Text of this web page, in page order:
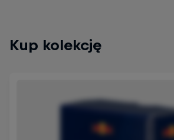
Kup kolekcję